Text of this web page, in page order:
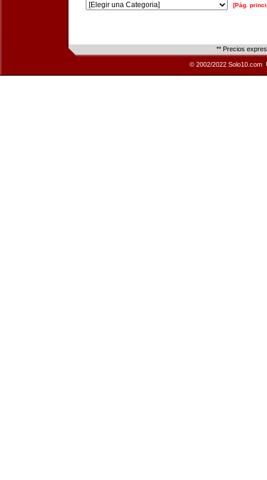
[Pág.
** Precios
© 2002/2022 Solo10.com